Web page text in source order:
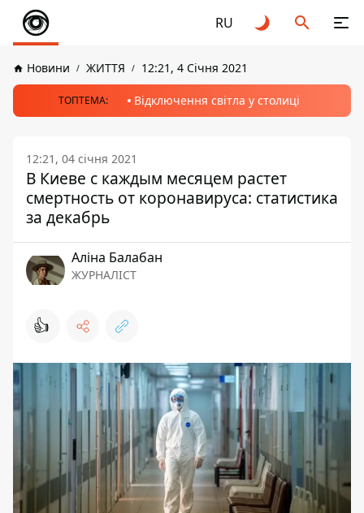
RU
Новини ЖИТТЯ 12:21, 4 Січня 2021
ТОПТЕМА: Відключення світла у столиці
12:21, 04 січня 2021
В Киеве с каждым месяцем растет
смертность от коронавируса: статистика
за декабрь
Аліна Балабан
ЖУРНАЛІСТ
👍